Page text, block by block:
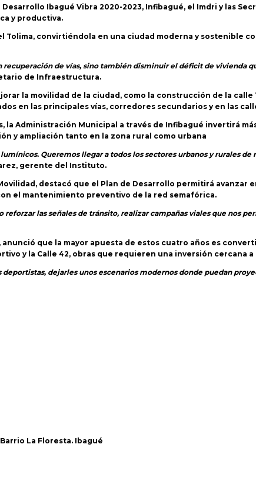
Ibagué Vibra 2020-2023, Infibagué, el Imdri y las
y productiva.
Tolima, convirtiéndola en una ciudad moderna y sostenible
de vías, sino también disminuir el déficit de vivienda
de Infraestructura.
la movilidad de la ciudad, como la construcción de la calle
en las principales vías, corredores secundarios y en las
la Administración Municipal a través de Infibagué invertirá
y ampliación tanto en la zona rural como urbana
Queremos llegar a todos los sectores urbanos y rurales
gerente del Instituto.
destacó que el Plan de Desarrollo permitirá
el mantenimiento preventivo de la red semafórica.
las señales de tránsito, realizar campañas viales que nos
que la mayor apuesta de estos cuatro años es
y la Calle 42, obras que requieren una inversión cercana a
deportistas, dejarles unos escenarios modernos donde puedan
La Floresta. Ibagué